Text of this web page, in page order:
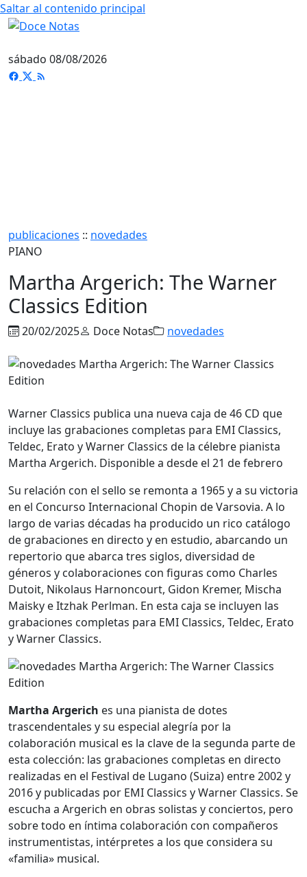
Saltar al contenido principal
sábado 08/08/2026
publicaciones :: novedades
PIANO
Martha Argerich: The Warner
Classics Edition
20/02/2025 Doce Notas novedades
Warner Classics publica una nueva caja de 46 CD que
incluye las grabaciones completas para EMI Classics,
Teldec, Erato y Warner Classics de la célebre pianista
Martha Argerich. Disponible a desde el 21 de febrero
Su relación con el sello se remonta a 1965 y a su victoria
en el Concurso Internacional Chopin de Varsovia. A lo
largo de varias décadas ha producido un rico catálogo
de grabaciones en directo y en estudio, abarcando un
repertorio que abarca tres siglos, diversidad de
géneros y colaboraciones con figuras como Charles
Dutoit, Nikolaus Harnoncourt, Gidon Kremer, Mischa
Maisky e Itzhak Perlman. En esta caja se incluyen las
grabaciones completas para EMI Classics, Teldec, Erato
y Warner Classics.
Martha Argerich es una pianista de dotes
trascendentales y su especial alegría por la
colaboración musical es la clave de la segunda parte de
esta colección: las grabaciones completas en directo
realizadas en el Festival de Lugano (Suiza) entre 2002 y
2016 y publicadas por EMI Classics y Warner Classics. Se
escucha a Argerich en obras solistas y conciertos, pero
sobre todo en íntima colaboración con compañeros
instrumentistas, intérpretes a los que considera su
«familia» musical.